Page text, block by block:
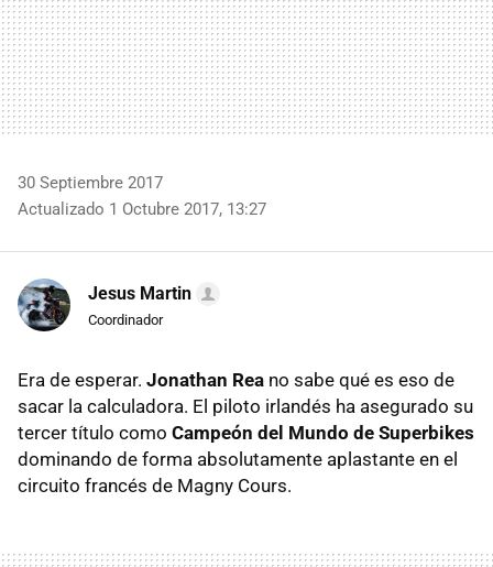
30 Septiembre 2017
Actualizado 1 Octubre 2017, 13:27
Jesus Martin
Coordinador
Era de esperar. Jonathan Rea no sabe qué es eso de
sacar la calculadora. El piloto irlandés ha asegurado su
tercer título como Campeón del Mundo de Superbikes
dominando de forma absolutamente aplastante en el
circuito francés de Magny Cours.